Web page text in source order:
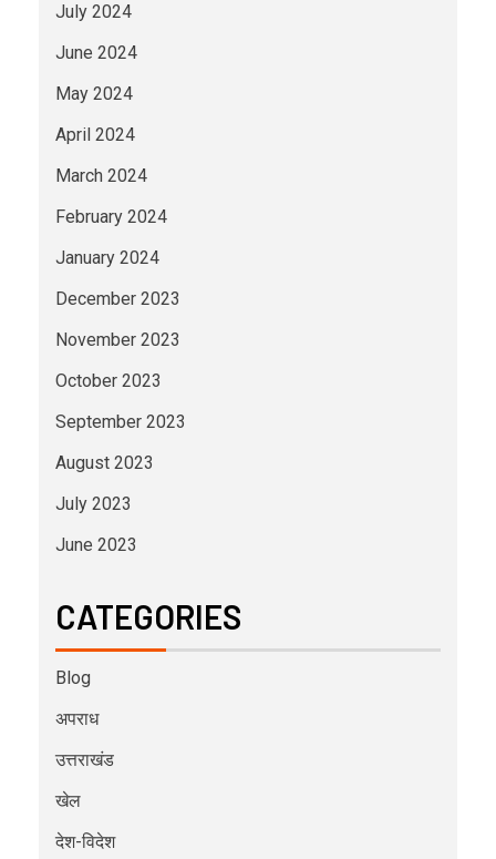
July 2024
June 2024
May 2024
April 2024
March 2024
February 2024
January 2024
December 2023
November 2023
October 2023
September 2023
August 2023
July 2023
June 2023
CATEGORIES
Blog
अपराध
उत्तराखंड
खेल
देश-विदेश